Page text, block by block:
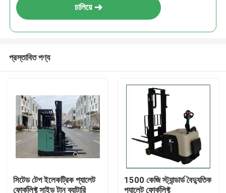
চালিয়ে
প্রস্তাবিত পণ্য
সিটেড টেপ ইলেকট্রিক প্যালেট
ফোর্কলিফ্ট সাইড টান ব্যাটারি
1500 কেজি স্ট্যান্ডার্ড বৈদ্যুতিক
প্যালেট ফোর্কলিফ্ট